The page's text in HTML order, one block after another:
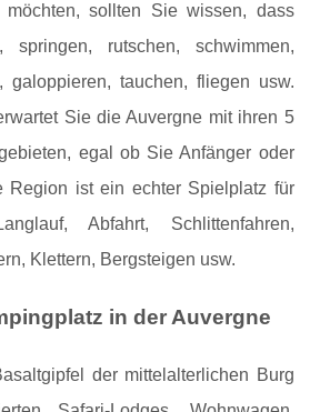
möchten, sollten Sie wissen, dass
rutschen, schwimmen,
galoppieren, tauchen, fliegen usw.
Sie die Auvergne mit ihren 5
egal ob Sie Anfänger oder
Region ist ein echter Spielplatz für
Abfahrt, Schlittenfahren,
Klettern, Bergsteigen usw.
in der Auvergne
der mittelalterlichen Burg